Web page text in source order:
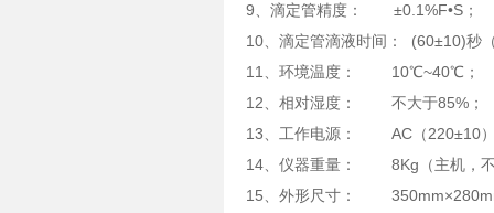
9、滴定管精度： ±0.1%F•S；
10、滴定管滴液时间： (60±10)秒
11、环境温度： 10℃~40℃；
12、相对湿度： 不大于85%；
13、工作电源： AC（220±10）
14、仪器重量： 8Kg（主机，不
15、外形尺寸：